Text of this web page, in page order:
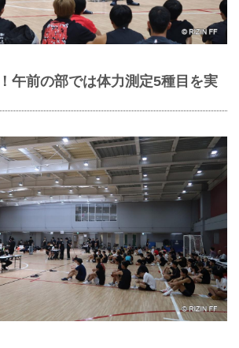
午前の部では体力測定5種目を実